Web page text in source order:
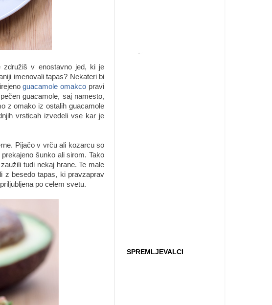
združiš v enostavno jed, ki je
imenovali tapas? Nekateri bi
guacamole omakco pravi
guacamole, saj namesto,
z omako iz ostalih guacamole
vrsticah izvedeli vse kar je
Pijačo v vrču ali kozarcu so
šunko ali sirom. Tako
tudi nekaj hrane. Te male
z besedo tapas, ki pravzaprav
po celem svetu.
SPREMLJEVALCI